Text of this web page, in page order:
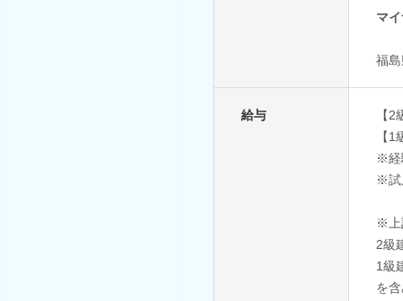
マ
福
給与
【
【
※経
※試
※上
2級
1級
を